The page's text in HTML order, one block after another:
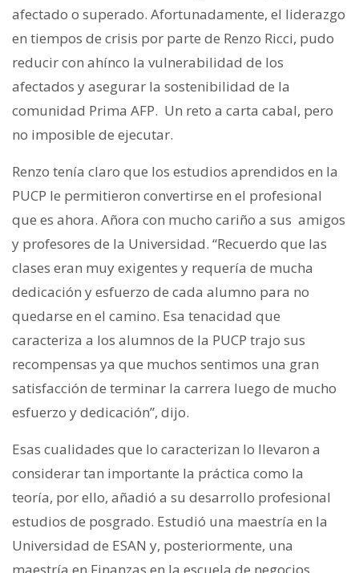
afectado o superado. Afortunadamente, el liderazgo
en tiempos de crisis por parte de Renzo Ricci, pudo
reducir con ahínco la vulnerabilidad de los
afectados y asegurar la sostenibilidad de la
comunidad Prima AFP. Un reto a carta cabal, pero
no imposible de ejecutar.
Renzo tenía claro que los estudios aprendidos en la
PUCP le permitieron convertirse en el profesional
que es ahora. Añora con mucho cariño a sus amigos
y profesores de la Universidad. “Recuerdo que las
clases eran muy exigentes y requería de mucha
dedicación y esfuerzo de cada alumno para no
quedarse en el camino. Esa tenacidad que
caracteriza a los alumnos de la PUCP trajo sus
recompensas ya que muchos sentimos una gran
satisfacción de terminar la carrera luego de mucho
esfuerzo y dedicación”, dijo.
Esas cualidades que lo caracterizan lo llevaron a
considerar tan importante la práctica como la
teoría, por ello, añadió a su desarrollo profesional
estudios de posgrado. Estudió una maestría en la
Universidad de ESAN y, posteriormente, una
maestría en Finanzas en la escuela de negocios